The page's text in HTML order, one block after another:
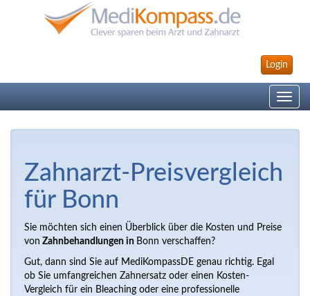
Login
Toggle
Zahnarzt-Preisvergleich
für Bonn
Sie möchten sich einen Überblick über die Kosten und Preise
von Zahnbehandlungen in Bonn verschaffen?
Gut, dann sind Sie auf MediKompassDE genau richtig. Egal
ob Sie umfangreichen Zahnersatz oder einen Kosten-
Vergleich für ein Bleaching oder eine professionelle